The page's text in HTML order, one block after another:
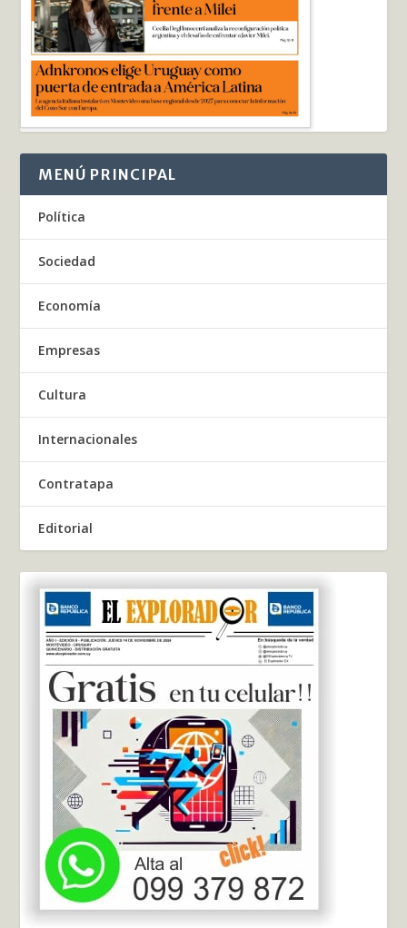
MENÚ PRINCIPAL
Política
Sociedad
Economía
Empresas
Cultura
Internacionales
Contratapa
Editorial